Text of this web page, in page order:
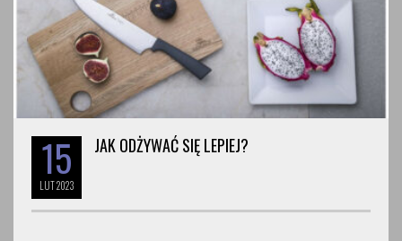
15
LUT2023
JAK ODŻYWAĆ SIĘ LEPIEJ?